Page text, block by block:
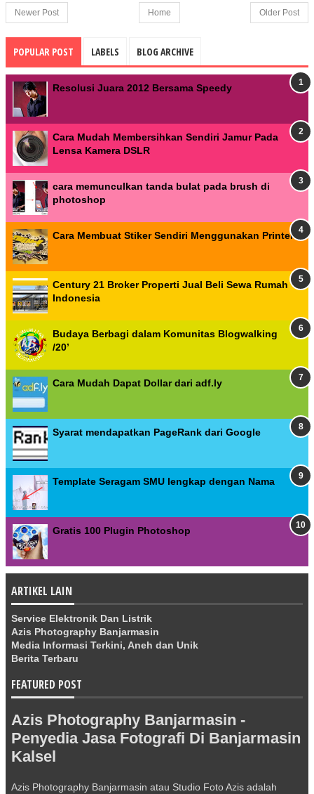
Newer Post Older Post
Home
POPULAR POST LABELS BLOG ARCHIVE
Resolusi Juara 2012 Bersama Speedy
Cara Mudah Membersihkan Sendiri Jamur Pada
Lensa Kamera DSLR
cara memunculkan tanda bulat pada brush di
photoshop
Cara Membuat Stiker Sendiri Menggunakan Printer
Century 21 Broker Properti Jual Beli Sewa Rumah
Indonesia
Budaya Berbagi dalam Komunitas Blogwalking
/20’
Cara Mudah Dapat Dollar dari adf.ly
Syarat mendapatkan PageRank dari Google
Template Seragam SMU lengkap dengan Nama
Gratis 100 Plugin Photoshop
ARTIKEL LAIN
Service Elektronik Dan Listrik
Azis Photography Banjarmasin
Media Informasi Terkini, Aneh dan Unik
Berita Terbaru
FEATURED POST
Azis Photography Banjarmasin -
Penyedia Jasa Fotografi Di Banjarmasin
Kalsel
Azis Photography Banjarmasin atau Studio Foto Azis adalah